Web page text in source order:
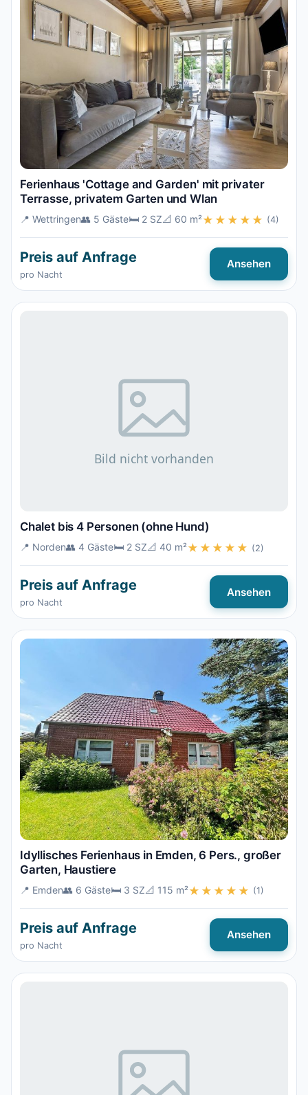
Ferienhaus 'Cottage and Garden' mit privater
Terrasse, privatem Garten und Wlan
📍 Wettringen👥 5 Gäste🛏️ 2 SZ📐 60 m²★★★★★ (4)
Preis auf Anfrage
pro Nacht
Ansehen
Chalet bis 4 Personen (ohne Hund)
📍 Norden👥 4 Gäste🛏️ 2 SZ📐 40 m²★★★★★ (2)
Preis auf Anfrage
pro Nacht
Ansehen
Idyllisches Ferienhaus in Emden, 6 Pers., großer
Garten, Haustiere
📍 Emden👥 6 Gäste🛏️ 3 SZ📐 115 m²★★★★★ (1)
Preis auf Anfrage
pro Nacht
Ansehen